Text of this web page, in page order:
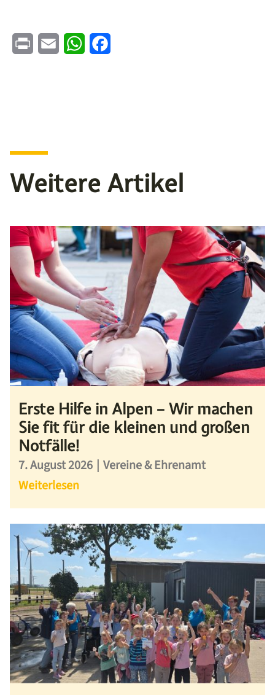
Print Email WhatsApp
Weitere Artikel
Erste Hilfe in Alpen – Wir machen
Sie fit für die kleinen und großen
Notfälle!
7. August 2026 | Vereine & Ehrenamt
Weiterlesen